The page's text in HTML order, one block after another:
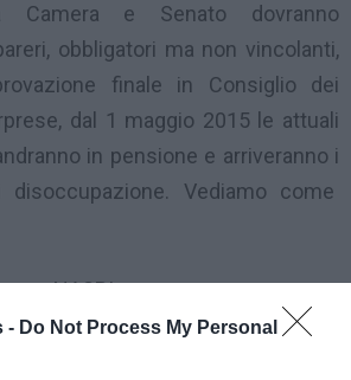
- Do Not Process My Personal
Camera e Senato dovranno
obbligatori ma non vincolanti,
finale in Consiglio dei
dal 1 maggio 2015 le attuali
in pensione e arriveranno i
Vediamo come
NASPI
Sociale per l’Impiego (Naspi)